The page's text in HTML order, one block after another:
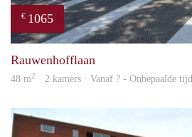
€ 1065
Rauwenhofflaan
48 m2 · 2 kamers · Vanaf ? - Onbepaalde tijd